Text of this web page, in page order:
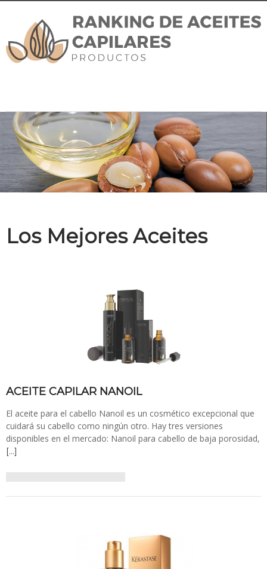
Los Mejores Aceites
ACEITE CAPILAR NANOIL
El aceite para el cabello Nanoil es un cosmético excepcional que
cuidará su cabello como ningún otro. Hay tres versiones
disponibles en el mercado: Nanoil para cabello de baja porosidad,
[…]